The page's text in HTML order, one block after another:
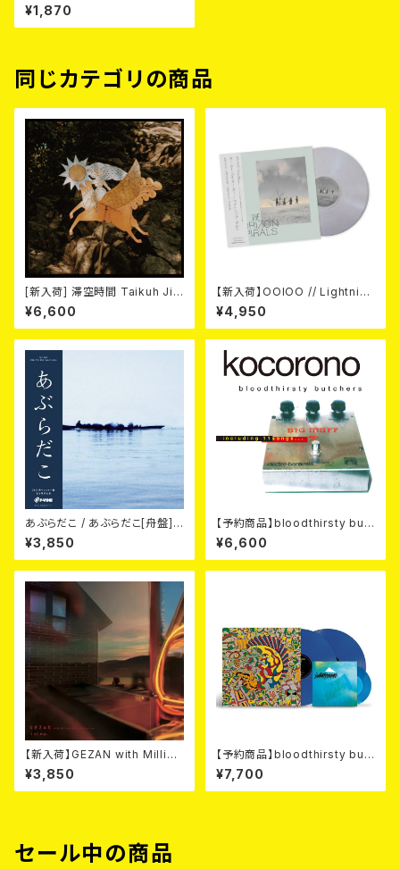
¥1,870
同じカテゴリの商品
[新入荷] 滞空時間 Taikuh Jik
ang / 鳥 (2LP)
¥6,600
【新入荷】OOIOO // Lightning
Bolt / The Horizon Spirals
// The Horizon Viral(帯付き
国内仕様・Metallic Silver LP)
¥4,950
あぶらだこ / あぶらだこ[舟盤]
(LP)
¥3,850
【予約商品】bloodthirsty but
chers - kocorono【完全盤】
(2LP重量盤) 【10月23日発売】
¥6,600
【新入荷】GEZAN with Million
Wish Collective / i ai e.p. 1
2EP
¥3,850
【予約商品】bloodthirsty but
chers / 未完成+「△」サンカク
(2LP+7") 【8月26日発売】
¥7,700
セール中の商品